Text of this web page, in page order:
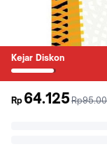
Kejar Diskon
Rp 64.125sebelum